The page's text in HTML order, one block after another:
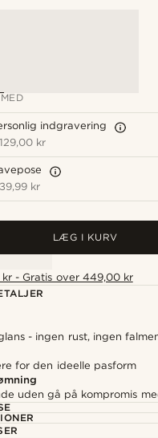
indgravering
129,00 kr
39,99 kr
LÆG I KURV
- Gratis over 449,00 kr
- ingen rust, ingen
for den ideelle pasform
uden gå på kompromis